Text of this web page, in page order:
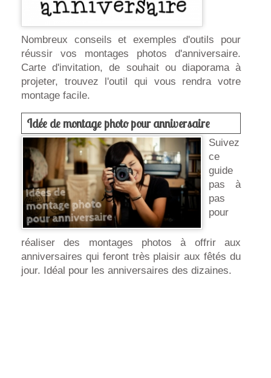
Nombreux conseils et exemples d'outils pour
réussir vos montages photos d'anniversaire.
Carte d'invitation, de souhait ou diaporama à
projeter, trouvez l'outil qui vous rendra votre
montage facile.
Idée de montage photo pour anniversaire
Suivez
ce
guide
pas à
pas
pour
réaliser des montages photos à offrir aux
anniversaires qui feront très plaisir aux fêtés du
jour. Idéal pour les anniversaires des dizaines.